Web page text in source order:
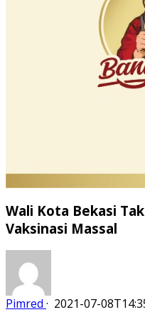
Wali Kota Bekasi
Vaksinasi Massal
Pimred · 2021-07-